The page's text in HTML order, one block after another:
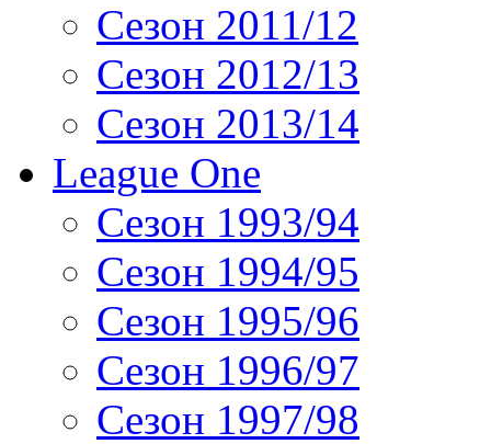
Сезон 2011/12
Сезон 2012/13
Сезон 2013/14
League One
Сезон 1993/94
Сезон 1994/95
Сезон 1995/96
Сезон 1996/97
Сезон 1997/98